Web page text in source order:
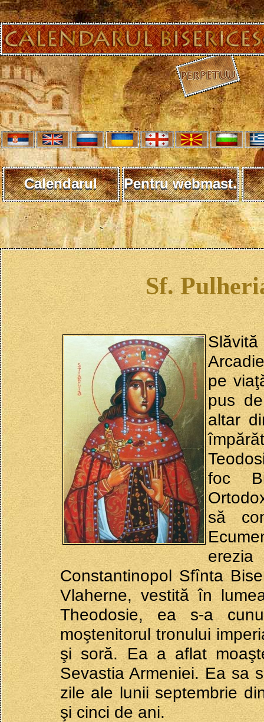
Calendarul Pentru webmast.
Sf.
pe
pus
altar
foc
să
Constantinopol Sfînta
Vlaherne, vestită în
Theodosie, ea s-a
moştenitorul tronului
şi soră. Ea a aflat
Sevastia Armeniei. Ea sa
zile ale lunii septembrie
şi cinci de ani.